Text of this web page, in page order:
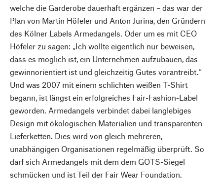
welche die Garderobe dauerhaft ergänzen – das war der
Plan von Martin Höfeler und Anton Jurina, den Gründern
des Kölner Labels Armedangels. Oder um es mit CEO
Höfeler zu sagen: „Ich wollte eigentlich nur beweisen,
dass es möglich ist, ein Unternehmen aufzubauen, das
gewinnorientiert ist und gleichzeitig Gutes vorantreibt.“
Und was 2007 mit einem schlichten weißen T-Shirt
begann, ist längst ein erfolgreiches Fair-Fashion-Label
geworden. Armedangels verbindet dabei langlebiges
Design mit ökologischen Materialien und transparenten
Lieferketten. Dies wird von gleich mehreren,
unabhängigen Organisationen regelmäßig überprüft. So
darf sich Armedangels mit dem dem GOTS-Siegel
schmücken und ist Teil der Fair Wear Foundation.